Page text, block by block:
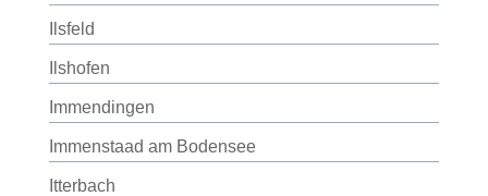
Ilsfeld
Ilshofen
Immendingen
Immenstaad am Bodensee
Itterbach